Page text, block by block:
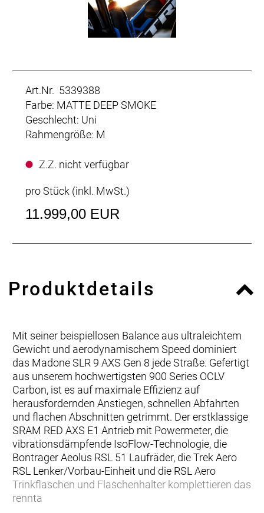
Art.Nr. 5339388
Farbe: MATTE DEEP SMOKE
Geschlecht: Uni
Rahmengröße: M
Z.Z. nicht verfügbar
pro Stück (inkl. MwSt.)
11.999,00 EUR
Produktdetails
Mit seiner beispiellosen Balance aus ultraleichtem
Gewicht und aerodynamischem Speed dominiert
das Madone SLR 9 AXS Gen 8 jede Straße. Gefertigt
aus unserem hochwertigsten 900 Series OCLV
Carbon, ist es auf maximale Effizienz auf
herausfordernden Anstiegen, schnellen Abfahrten
und flachen Abschnitten getrimmt. Der erstklassige
SRAM RED AXS E1 Antrieb mit Powermeter, die
vibrationsdämpfende IsoFlow-Technologie, die
Bontrager Aeolus RSL 51 Laufräder, die Trek Aero
RSL Lenker/Vorbau-Einheit und die RSL Aero
Trinkflaschen und Flaschenhalter komplettieren das
rennta